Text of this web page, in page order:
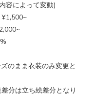
容によって変動)
のまま衣装のみ変更と
分は立ち絵差分となり